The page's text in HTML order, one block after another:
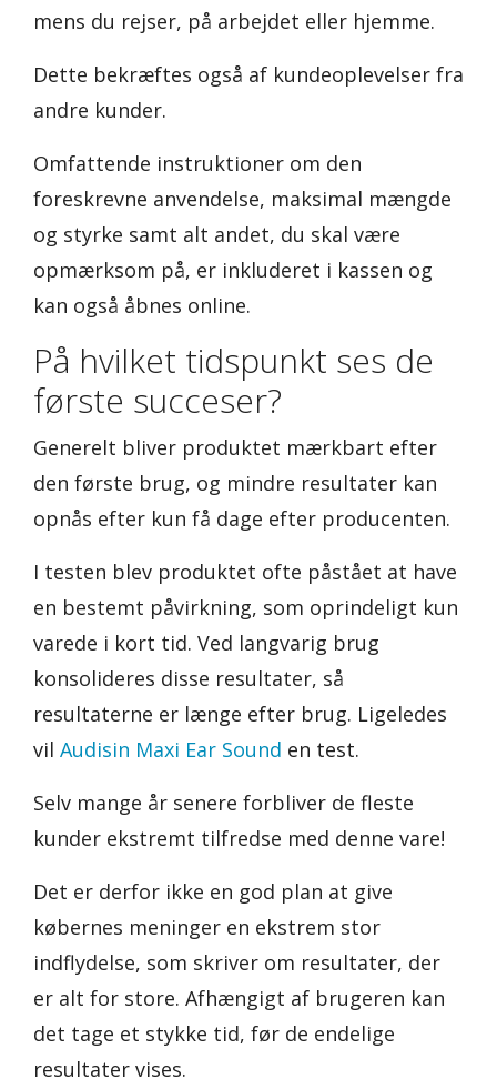
mens du rejser, på arbejdet eller hjemme.
Dette bekræftes også af kundeoplevelser fra
andre kunder.
Omfattende instruktioner om den
foreskrevne anvendelse, maksimal mængde
og styrke samt alt andet, du skal være
opmærksom på, er inkluderet i kassen og
kan også åbnes online.
På hvilket tidspunkt ses de
første succeser?
Generelt bliver produktet mærkbart efter
den første brug, og mindre resultater kan
opnås efter kun få dage efter producenten.
I testen blev produktet ofte påstået at have
en bestemt påvirkning, som oprindeligt kun
varede i kort tid. Ved langvarig brug
konsolideres disse resultater, så
resultaterne er længe efter brug. Ligeledes
vil Audisin Maxi Ear Sound en test.
Selv mange år senere forbliver de fleste
kunder ekstremt tilfredse med denne vare!
Det er derfor ikke en god plan at give
købernes meninger en ekstrem stor
indflydelse, som skriver om resultater, der
er alt for store. Afhængigt af brugeren kan
det tage et stykke tid, før de endelige
resultater vises.